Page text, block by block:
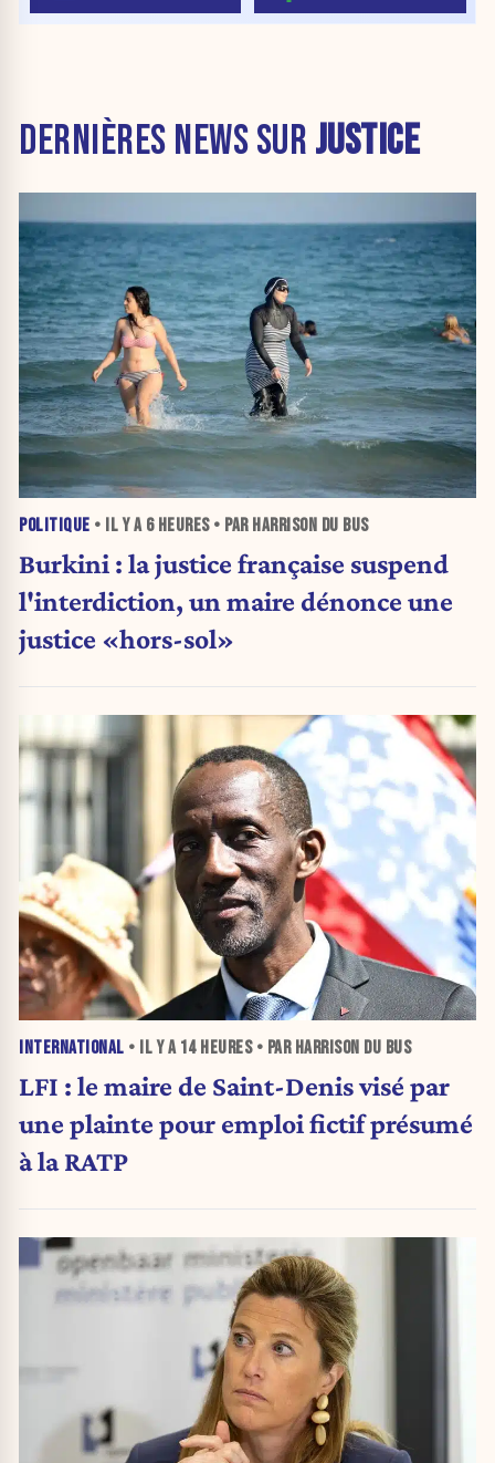
DERNIÈRES NEWS SUR JUSTICE
POLITIQUE • IL Y A 6 HEURES• PAR HARRISON DU BUS
Burkini : la justice française suspend
l'interdiction, un maire dénonce une
justice «hors-sol»
INTERNATIONAL • IL Y A 14 HEURES• PAR HARRISON DU BUS
LFI : le maire de Saint-Denis visé par
une plainte pour emploi fictif présumé
à la RATP